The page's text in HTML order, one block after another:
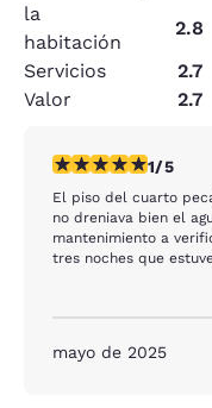
la
habitación
2.8
Servicios
2.7
Valor
2.7
calificación de 11/5
El piso del cuarto
no dreniava bien el
mantenimiento a
tres noches que
hotel y tuve que
para que el holor a
mayo de 2025